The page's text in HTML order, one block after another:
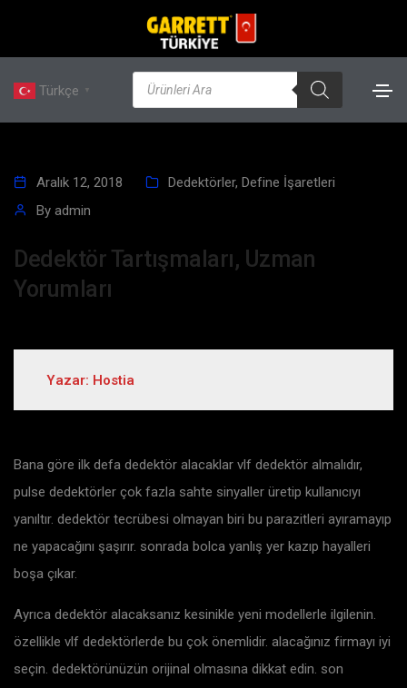
Türkçe ▼
Aralık 12, 2018 Dedektörler, Define İşaretleri
By admin
Dedektör Tartışmaları, Uzman
Yorumları
Yazar: Hostia
Bana göre ilk defa dedektör alacaklar vlf dedektör almalıdır,
pulse dedektörler çok fazla sahte sinyaller üretip kullanıcıyı
yanıltır. dedektör tecrübesi olmayan biri bu parazitleri ayıramayıp
ne yapacağını şaşırır. sonrada bolca yanlış yer kazıp hayalleri
boşa çıkar.
Ayrıca dedektör alacaksanız kesinikle yeni modellerle ilgilenin.
özellikle vlf dedektörlerde bu çok önemlidir. alacağınız firmayı iyi
seçin. dedektörünüzün orijinal olmasına dikkat edin. son